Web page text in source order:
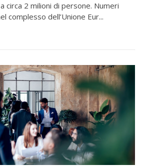
circa 2 milioni di persone. Numeri
complesso dell’Unione Eur...